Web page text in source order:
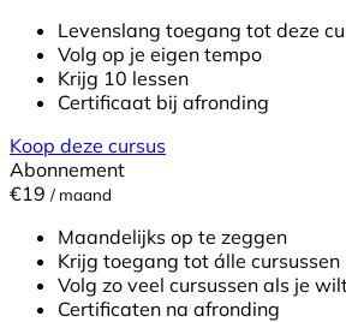
Levenslang toegang tot deze
Volg op je eigen tempo
Krijg 10 lessen
Certificaat bij afronding
Koop deze cursus
Abonnement
€19 / maand
Maandelijks op te zeggen
Krijg toegang tot álle cursussen
Volg zo veel cursussen als je
Certificaten na afronding